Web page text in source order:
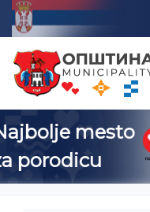
Inđija INFO